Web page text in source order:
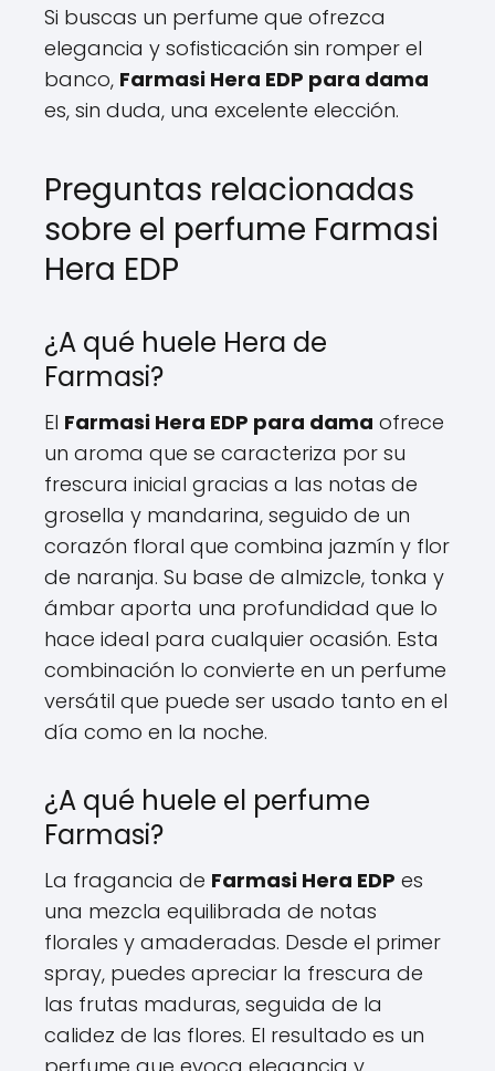
Si buscas un perfume que ofrezca
elegancia y sofisticación sin romper el
banco, Farmasi Hera EDP para dama
es, sin duda, una excelente elección.
Preguntas relacionadas
sobre el perfume Farmasi
Hera EDP
¿A qué huele Hera de
Farmasi?
El Farmasi Hera EDP para dama ofrece
un aroma que se caracteriza por su
frescura inicial gracias a las notas de
grosella y mandarina, seguido de un
corazón floral que combina jazmín y flor
de naranja. Su base de almizcle, tonka y
ámbar aporta una profundidad que lo
hace ideal para cualquier ocasión. Esta
combinación lo convierte en un perfume
versátil que puede ser usado tanto en el
día como en la noche.
¿A qué huele el perfume
Farmasi?
La fragancia de Farmasi Hera EDP es
una mezcla equilibrada de notas
florales y amaderadas. Desde el primer
spray, puedes apreciar la frescura de
las frutas maduras, seguida de la
calidez de las flores. El resultado es un